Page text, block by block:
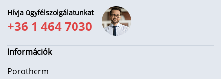
Információk
Porotherm
Hívja ügyfélszolgálatunkat
+36 1 464 7030